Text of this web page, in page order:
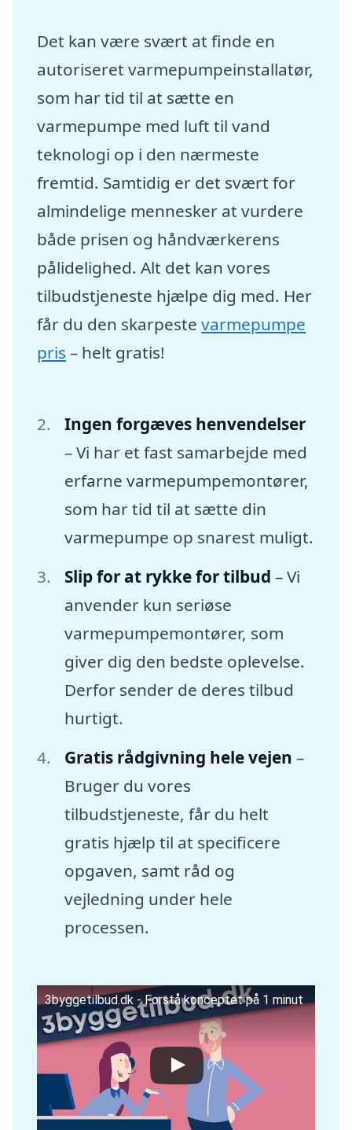
Det kan være svært at finde en
autoriseret varmepumpeinstallatør,
som har tid til at sætte en
varmepumpe med luft til vand
teknologi op i den nærmeste
fremtid. Samtidig er det svært for
almindelige mennesker at vurdere
både prisen og håndværkerens
pålidelighed. Alt det kan vores
tilbudstjeneste hjælpe dig med. Her
får du den skarpestevarmepumpe
pris – helt gratis!
Ingen forgæves henvendelser
– Vi har et fast samarbejde med
erfarne varmepumpemontører,
som har tid til at sætte din
varmepumpe op snarest muligt.
Slip for at rykke for tilbud – Vi
anvender kun seriøse
varmepumpemontører, som
giver dig den bedste oplevelse.
Derfor sender de deres tilbud
hurtigt.
Gratis rådgivning hele vejen –
Bruger du vores
tilbudstjeneste, får du helt
gratis hjælp til at specificere
opgaven, samt råd og
vejledning under hele
processen.
3byggetilbud.dk - Forstå konceptet på 1 minut